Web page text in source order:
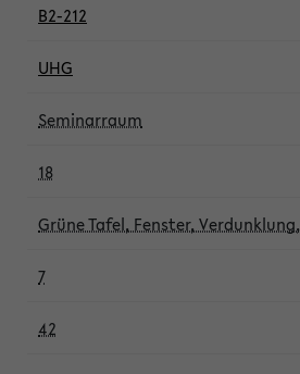
B2-212
UHG
Seminarraum
18
Grüne Tafel, Fenster,
7
42